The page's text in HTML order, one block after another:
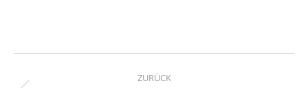
Kommentarnavigation
ZURÜCK